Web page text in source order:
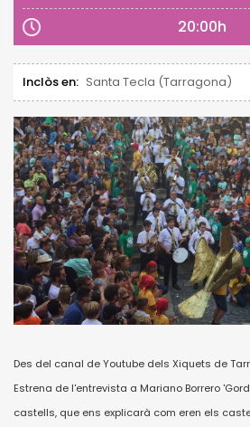
20:00h
Inclòs en: Santa Tecla (Tarragona)
Des del canal de Youtube dels Xiquets de
Estrena de l'entrevista a Mariano Borrero
castells, que ens explicarà com eren els